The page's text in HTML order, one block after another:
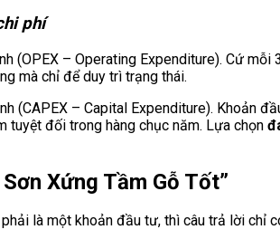
phí
(OPEX – Operating Expenditure). Cứ
mà chỉ để duy trì trạng thái.
– Capital Expenditure). Khoản
tuyệt đối trong hàng chục năm. Lựa chọn
Xứng Tầm Gỗ Tốt”
là một khoản đầu tư, thì câu trả lời chỉ